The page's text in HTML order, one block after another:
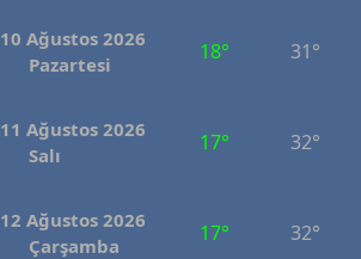
10 Ağustos 2026
Pazartesi
18° 31°
11 Ağustos 2026
Salı
17° 32°
12 Ağustos 2026
Çarşamba
17° 32°